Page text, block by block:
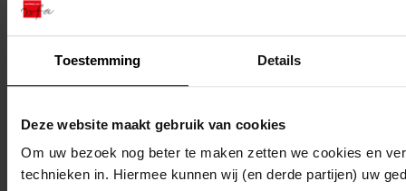
Toestemming Details
Deze website maakt gebruik van cookies
Om uw bezoek nog beter te maken zetten we cookies en
technieken in. Hiermee kunnen wij (en derde partijen) uw
809Hoogkarspel; Uitbreiding van zuivelfabriek door
plaatsing van twee electromotoren van 3 en 1,5 pk,
Toon details van deze beschrijving
1425 Hoogkarspel; Oprichten van een pompstation